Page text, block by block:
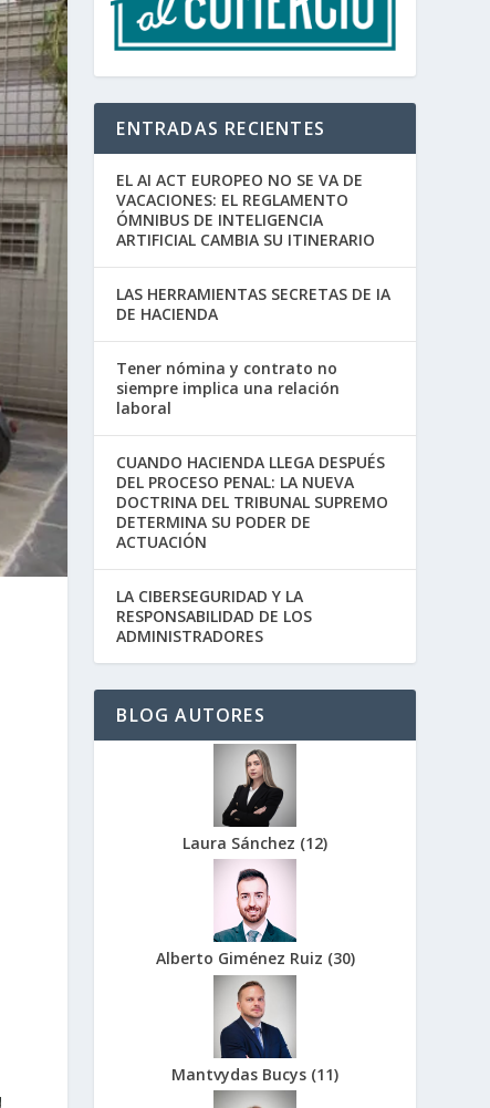
ENTRADAS RECIENTES
EL AI ACT EUROPEO NO SE VA DE
VACACIONES: EL REGLAMENTO
ÓMNIBUS DE INTELIGENCIA
ARTIFICIAL CAMBIA SU ITINERARIO
LAS HERRAMIENTAS SECRETAS DE IA
DE HACIENDA
Tener nómina y contrato no
siempre implica una relación
laboral
CUANDO HACIENDA LLEGA DESPUÉS
DEL PROCESO PENAL: LA NUEVA
DOCTRINA DEL TRIBUNAL SUPREMO
DETERMINA SU PODER DE
ACTUACIÓN
LA CIBERSEGURIDAD Y LA
RESPONSABILIDAD DE LOS
ADMINISTRADORES
BLOG AUTORES
Laura Sánchez (12)
Alberto Giménez Ruiz (30)
Mantvydas Bucys (11)